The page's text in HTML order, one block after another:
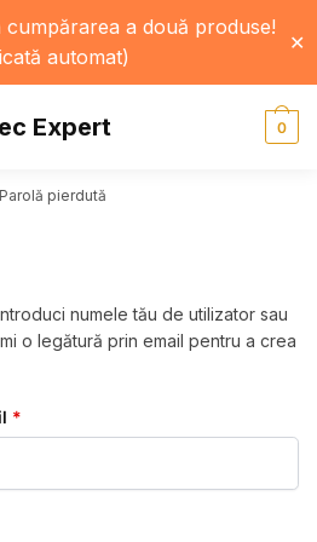
cumpărarea a două produse!
automat)
✕
Expert 0
Parolă pierdută
numele tău de utilizator sau
o legătură prin email pentru a crea
*